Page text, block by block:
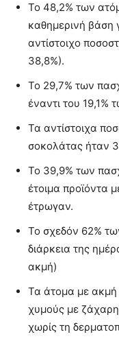
Το 48,2% των
καθημερινή βάση
αντίστοιχο
38,8%).
Το 29,7% των
έναντι του 19,1%
Τα αντίστοιχα
σοκολάτας ήταν
Το 39,9% των
έτοιμα προϊόντα
έτρωγαν.
Το σχεδόν 62%
διάρκεια της
ακμή)
Τα άτομα με ακμή
χυμούς με
χωρίς τη